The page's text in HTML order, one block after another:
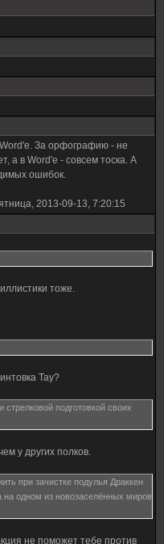
Word'е. За орфографию - не
а в Word'е - совсем тоска. А
ошибок.
2013-09-13, 7:20:15
тоже.
Тау?
подготовкой своих
у других полков.
при зачистке подулья Драккен
на одном из новозаселённых миров
не поможет тебе против